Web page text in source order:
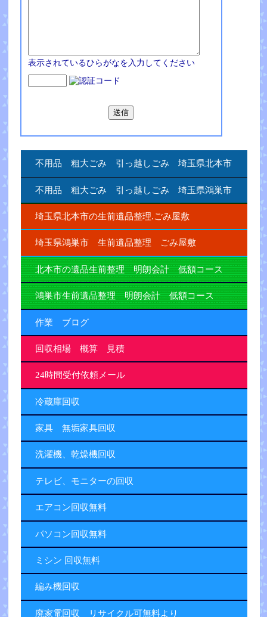
表示されているひらがなを入力してください
不用品 粗大ごみ 引っ越しごみ 埼玉県北本市
不用品 粗大ごみ 引っ越しごみ 埼玉県鴻巣市
埼玉県北本市の生前遺品整理.ごみ屋敷
埼玉県鴻巣市 生前遺品整理 ごみ屋敷
北本市の遺品生前整理 明朗会計 低額コース
鴻巣市生前遺品整理 明朗会計 低額コース
作業 ブログ
回収相場 概算 見積
24時間受付依頼メール
冷蔵庫回収
家具 無垢家具回収
洗濯機、乾燥機回収
テレビ、モニターの回収
エアコン回収無料
パソコン回収無料
ミシン 回収無料
編み機回収
廃家電回収 リサイクル可無料より